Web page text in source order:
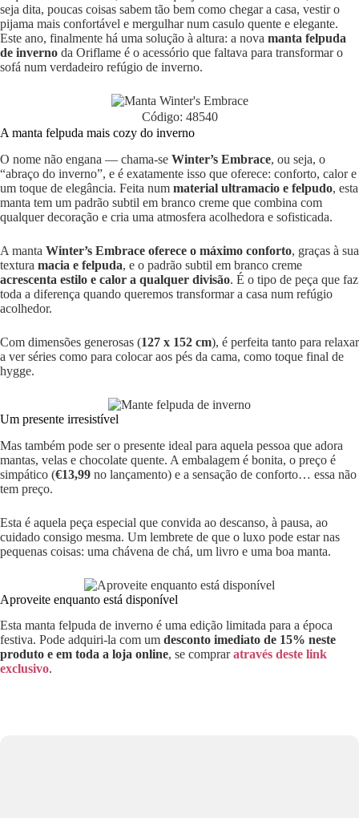
seja dita, poucas coisas sabem tão bem como chegar a casa, vestir o
pijama mais confortável e mergulhar num casulo quente e elegante.
Este ano, finalmente há uma solução à altura: a nova manta felpuda
de inverno da Oriflame é o acessório que faltava para transformar o
sofá num verdadeiro refúgio de inverno.
Código: 48540
A manta felpuda mais cozy do inverno
O nome não engana — chama-se Winter’s Embrace, ou seja, o
“abraço do inverno”, e é exatamente isso que oferece: conforto, calor e
um toque de elegância. Feita num material ultramacio e felpudo, esta
manta tem um padrão subtil em branco creme que combina com
qualquer decoração e cria uma atmosfera acolhedora e sofisticada.
A manta Winter’s Embrace oferece o máximo conforto, graças à sua
textura macia e felpuda, e o padrão subtil em branco creme
acrescenta estilo e calor a qualquer divisão. É o tipo de peça que faz
toda a diferença quando queremos transformar a casa num refúgio
acolhedor.
Com dimensões generosas (127 x 152 cm), é perfeita tanto para relaxar
a ver séries como para colocar aos pés da cama, como toque final de
hygge.
Um presente irresistível
Mas também pode ser o presente ideal para aquela pessoa que adora
mantas, velas e chocolate quente. A embalagem é bonita, o preço é
simpático (€13,99 no lançamento) e a sensação de conforto… essa não
tem preço.
Esta é aquela peça especial que convida ao descanso, à pausa, ao
cuidado consigo mesma. Um lembrete de que o luxo pode estar nas
pequenas coisas: uma chávena de chá, um livro e uma boa manta.
Aproveite enquanto está disponível
Esta manta felpuda de inverno é uma edição limitada para a época
festiva. Pode adquiri-la com um desconto imediato de 15% neste
produto e em toda a loja online, se compraratravés deste link
exclusivo.